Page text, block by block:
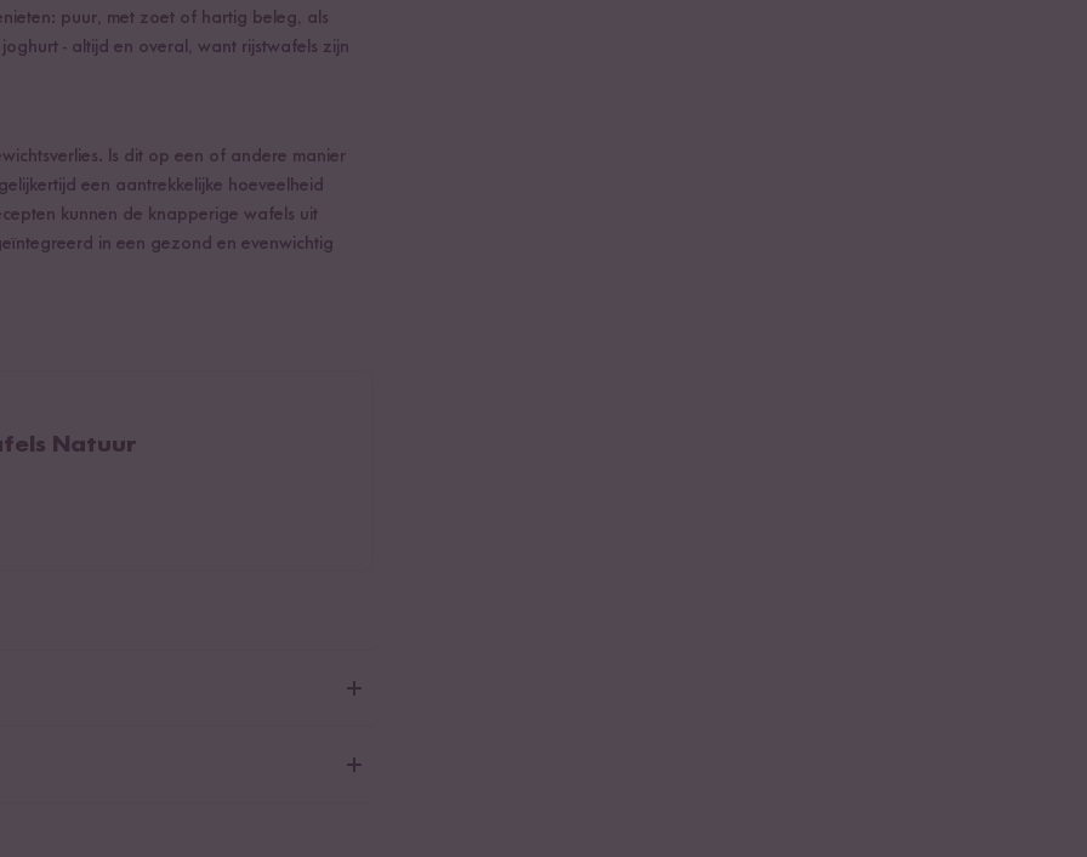
puur, met zoet of hartig beleg, als
- altijd en overal, want rijstwafels zijn
Is dit op een of andere manier
een aantrekkelijke hoeveelheid
kunnen de knapperige wafels uit
in een gezond en evenwichtig
Natuur